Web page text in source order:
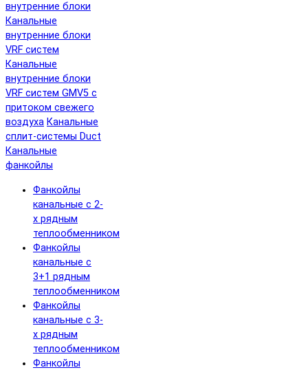
внутренние блоки
Канальные
внутренние блоки
VRF систем
Канальные
внутренние блоки
VRF систем GMV5 с
притоком свежего
воздуха Канальные
сплит-системы Duct
Канальные
фанкойлы
Фанкойлы
канальные с 2-
х рядным
теплообменником
Фанкойлы
канальные с
3+1 рядным
теплообменником
Фанкойлы
канальные с 3-
х рядным
теплообменником
Фанкойлы